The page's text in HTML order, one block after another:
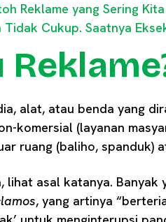
Reklame yang Sering Kita
Tidak Cukup. Saatnya
alat, atau benda yang
komersial (layanan
ruang (baliho, spanduk)
lihat asal katanya. Banyak
, yang artinya